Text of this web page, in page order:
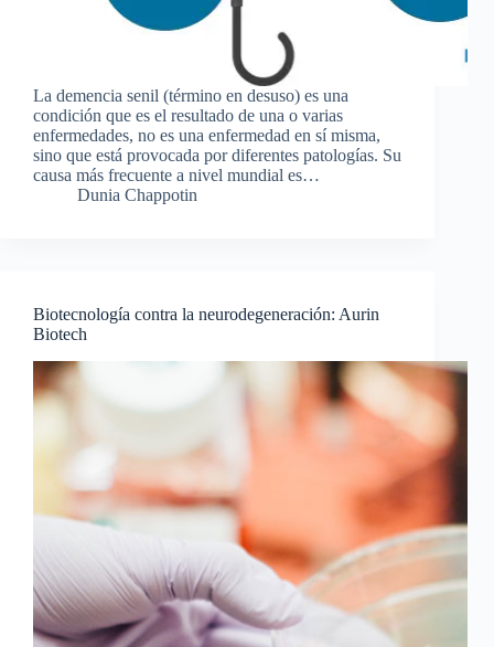
La demencia senil (término en desuso) es una
condición que es el resultado de una o varias
enfermedades, no es una enfermedad en sí misma,
sino que está provocada por diferentes patologías. Su
causa más frecuente a nivel mundial es…
Dunia Chappotin
Biotecnología contra la neurodegeneración: Aurin
Biotech